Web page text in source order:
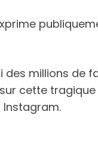
millions de
cette
Instagram.